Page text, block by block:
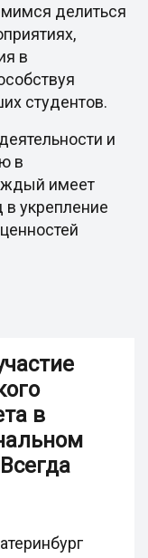
делиться
в
студентов.
и
в
имеет
в укрепление
в